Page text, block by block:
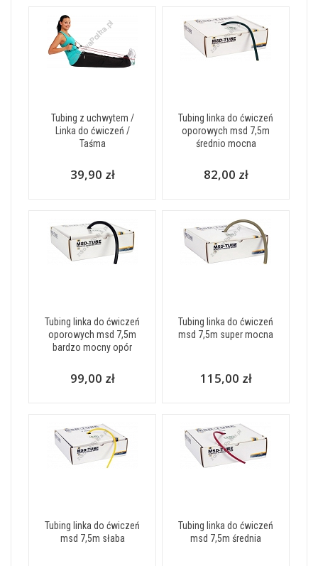
Tubing z uchwytem /
Linka do ćwiczeń /
Taśma
39,90 zł
Tubing linka do ćwiczeń
oporowych msd 7,5m
średnio mocna
82,00 zł
Tubing linka do ćwiczeń
oporowych msd 7,5m
bardzo mocny opór
99,00 zł
Tubing linka do ćwiczeń
msd 7,5m super mocna
115,00 zł
Tubing linka do ćwiczeń
msd 7,5m słaba
Tubing linka do ćwiczeń
msd 7,5m średnia